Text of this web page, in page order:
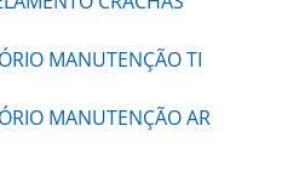
MANUTENÇÃO TI
MANUTENÇÃO AR